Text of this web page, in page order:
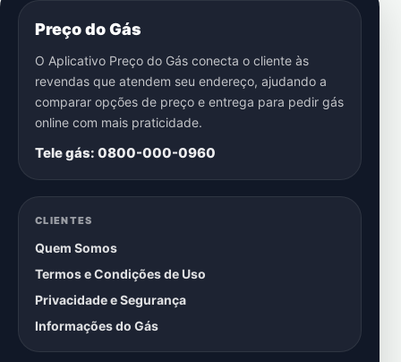
Preço do Gás
O Aplicativo Preço do Gás conecta o cliente às
revendas que atendem seu endereço, ajudando a
comparar opções de preço e entrega para pedir gás
online com mais praticidade.
Tele gás: 0800-000-0960
CLIENTES
Quem Somos
Termos e Condições de Uso
Privacidade e Segurança
Informações do Gás